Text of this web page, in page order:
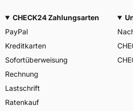
CHECK24 Zahlungsarten
PayPal
Kreditkarten
Sofortüberweisung
Rechnung
Lastschrift
Ratenkauf